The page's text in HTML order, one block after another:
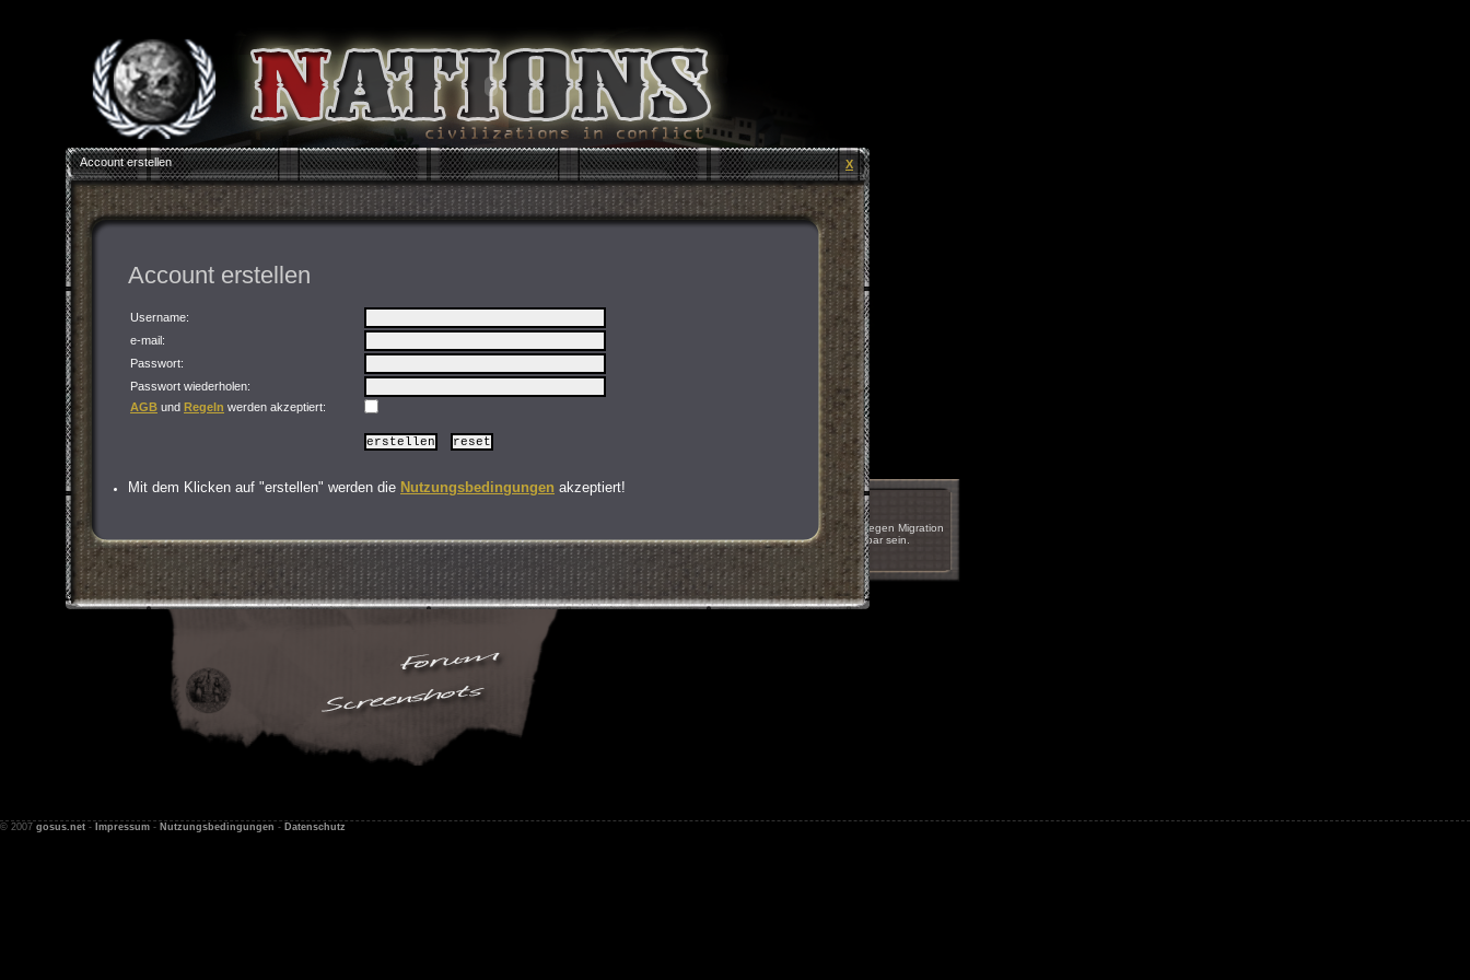
Das Spiel wird innerhalb der nächsten Wochen wegen Migration
auf einen anderen Server kurzzeitig nicht erreichbar sein.
nächste
Account erstellen X
Account erstellen
Username:
e-mail:
Passwort:
Passwort wiederholen:
AGB und Regeln werden akzeptiert:
Mit dem Klicken auf "erstellen" werden die Nutzungsbedingungen akzeptiert!
© 2007 gosus.net - Impressum - Nutzungsbedingungen - Datenschutz